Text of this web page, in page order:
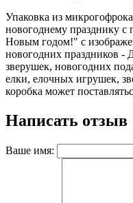
Упаковка из
новогоднему празднику
Новым годом!" с
новогодних праздников -
зверушек, новогодних
елки, елочных игрушек,
коробка может
Написать отзыв
Ваше имя: